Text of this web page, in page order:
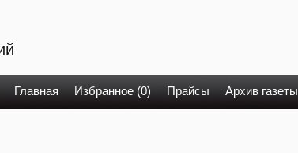
Главная Избранное (0) Прайсы Архив газеты